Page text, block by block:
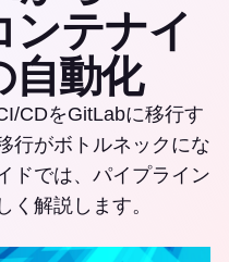
ンテナイ
自動化
CDをGitLabに移行す
行がボトルネックにな
ドでは、パイプライン
く解説します。